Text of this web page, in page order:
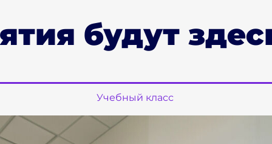
будут
Учебный класс